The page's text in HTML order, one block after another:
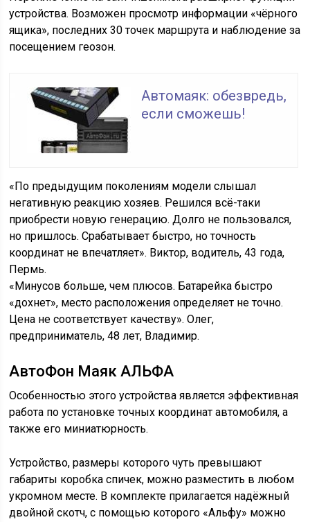
устройства. Возможен просмотр информации «чёрного
ящика», последних 30 точек маршрута и наблюдение за
посещением геозон.
Автомаяк: обезвредь,
если сможешь!
«По предыдущим поколениям модели слышал
негативную реакцию хозяев. Решился всё-таки
приобрести новую генерацию. Долго не пользовался,
но пришлось. Срабатывает быстро, но точность
координат не впечатляет». Виктор, водитель, 43 года,
Пермь.
«Минусов больше, чем плюсов. Батарейка быстро
«дохнет», место расположения определяет не точно.
Цена не соответствует качеству». Олег,
предприниматель, 48 лет, Владимир.
АвтоФон Маяк АЛЬФА
Особенностью этого устройства является эффективная
работа по установке точных координат автомобиля, а
также его миниатюрность.
Устройство, размеры которого чуть превышают
габариты коробка спичек, можно разместить в любом
укромном месте. В комплекте прилагается надёжный
двойной скотч, с помощью которого «Альфу» можно